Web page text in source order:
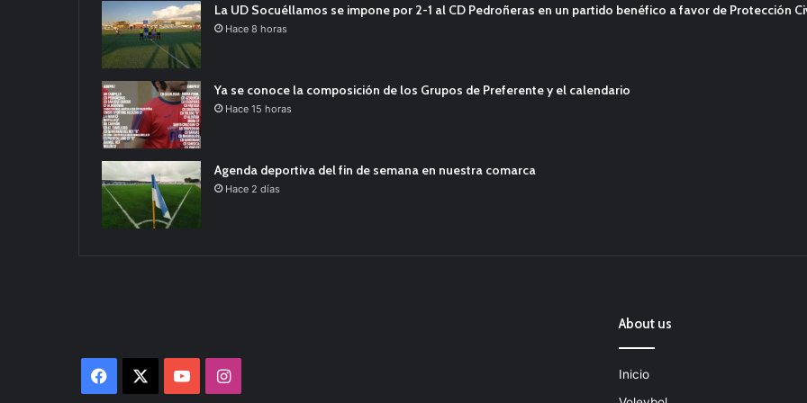
La UD Socuéllamos se impone por 2-1 al CD Pedroñeras en un partido benéfico a favor de Protección
Hace 8 horas
Ya se conoce la composición de los Grupos de Preferente y el calendario
Hace 15 horas
Agenda deportiva del fin de semana en nuestra comarca
Hace 2 días
Facebook YouTubeInstagram
About us
Inicio